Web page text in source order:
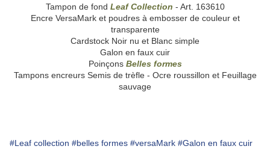
Tampon de fond Leaf Collection - Art. 163610
Encre VersaMark et poudres à embosser de couleur et
transparente
Cardstock Noir nu et Blanc simple
Galon en faux cuir
Poinçons Belles formes
Tampons encreurs Semis de trèfle - Ocre roussillon et Feuillage
sauvage
#Leaf collection #belles formes #versaMark #Galon en faux cuir